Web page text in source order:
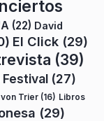
(22) David
El Click (29)
(39)
Festival (27)
Trier (16) Libros
(29)